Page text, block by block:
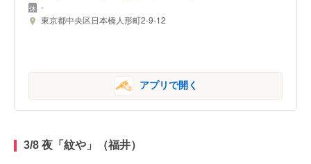
-
東京都中央区日本橋人形町2-9-12
アプリで開く
3/8 夜「紋や」（福井）